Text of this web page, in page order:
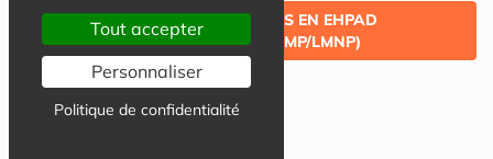
CÉDER UN LOT ACQUIS EN EHPAD
(INVESTISSEMENT LMP/LMNP)
Tout accepter
Personnaliser
Politique de confidentialité